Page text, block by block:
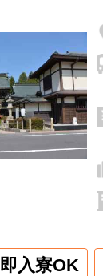
即入寮OK